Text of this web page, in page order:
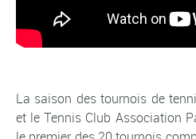
La saison des tournois de
et le Tennis Club Association